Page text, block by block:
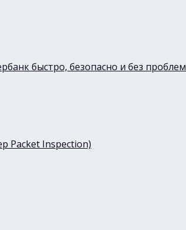
быстро, безопасно и без проблем
Packet Inspection)